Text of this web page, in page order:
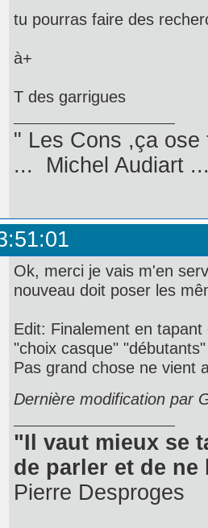
tu pourras faire des
à+
T des garrigues
" Les Cons ,ça
... Michel Audiart
Ok, merci je vais m'en
nouveau doit poser les
Edit: Finalement en
"choix casque"
Pas grand chose ne vient
Dernière modification par
"Il vaut mieux se
de parler et de
Pierre Desproges